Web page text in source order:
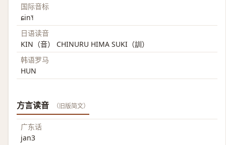
国际音标
ɕin˥˧
日语读音
KIN（音） CHINURU HIMA SUKI（訓）
韩语罗马
HUN
方言读音 （旧版简文）
广东话
jan3